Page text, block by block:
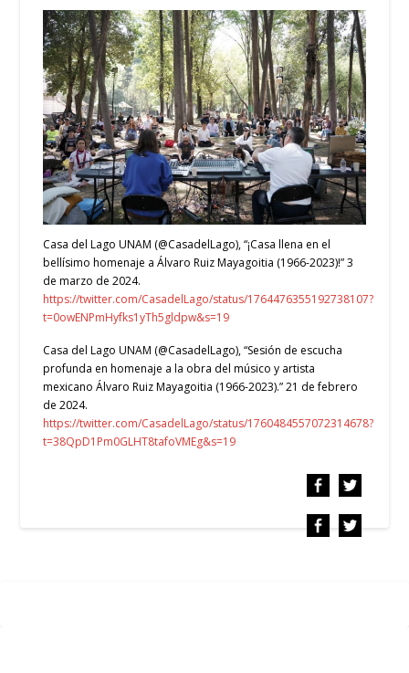
Casa del Lago UNAM (@CasadelLago), “¡Casa llena en el
bellísimo homenaje a Álvaro Ruiz Mayagoitia (1966-2023)!” 3
de marzo de 2024.
https://twitter.com/CasadelLago/status/1764476355192738107?
t=0owENPmHyfks1yTh5gldpw&s=19
Casa del Lago UNAM (@CasadelLago), “Sesión de escucha
profunda en homenaje a la obra del músico y artista
mexicano Álvaro Ruiz Mayagoitia (1966-2023).” 21 de febrero
de 2024.
https://twitter.com/CasadelLago/status/1760484557072314678?
t=38QpD1Pm0GLHT8tafoVMEg&s=19